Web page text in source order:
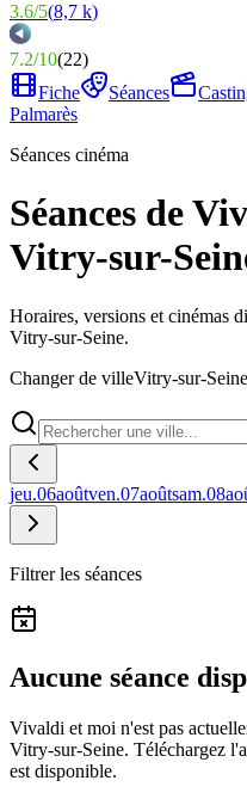
3.6/5(8,7 k)
7.2/10(22)
Fiche
Séances
Palmarès
Séances cinéma
Séances de
Vitry-sur-
Horaires, versions et cinémas
Vitry-sur-Seine.
Changer de villeVitry-sur-Seine
jeu.06aoûtven.07aoûtsam.08
Filtrer les séances
Aucune séance
Vivaldi et moi n'est pas
Vitry-sur-Seine. Téléchargez
est disponible.